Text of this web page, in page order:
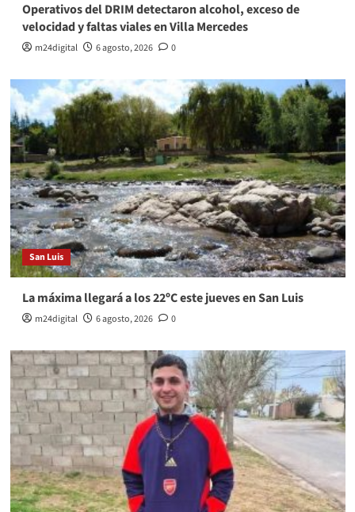
Operativos del DRIM detectaron alcohol, exceso de
velocidad y faltas viales en Villa Mercedes
m24digital 6 agosto, 2026 0
San Luis
La máxima llegará a los 22ºC este jueves en San Luis
m24digital 6 agosto, 2026 0